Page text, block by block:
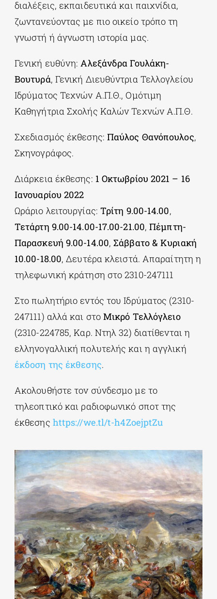
διαλέξεις, εκπαιδευτικά και παιχνίδια,
ζωντανεύοντας με πιο οικείο τρόπο τη
γνωστή ή άγνωστη ιστορία μας.
Γενική ευθύνη: Αλεξάνδρα Γουλάκη-
Βουτυρά, Γενική Διευθύντρια Τελλογλείου
Ιδρύματος Τεχνών Α.Π.Θ., Ομότιμη
Καθηγήτρια Σχολής Καλών Τεχνών Α.Π.Θ.
Σχεδιασμός έκθεσης: Παύλος Θανόπουλος,
Σκηνογράφος.
Διάρκεια έκθεσης: 1 Οκτωβρίου 2021 – 16
Ιανουαρίου 2022
Ωράριο λειτουργίας: Τρίτη 9.00-14.00,
Τετάρτη 9.00-14.00-17.00-21.00,Πέμπτη-
Παρασκευή 9.00-14.00,Σάββατο & Κυριακή
10.00-18.00, Δευτέρα κλειστά. Απαραίτητη η
τηλεφωνική κράτηση στο 2310-247111
Στο πωλητήριο εντός του Ιδρύματος (2310-
247111) αλλά και στοΜικρό Τελλόγλειο
(2310-224785, Καρ. Ντηλ 32) διατίθενται η
ελληνογαλλική πολυτελής και η αγγλική
έκδοση της έκθεσης.
Ακολουθήστε τον σύνδεσμο με το
τηλεοπτικό και ραδιοφωνικό σποτ της
έκθεσης https://we.tl/t-h4ZoejptZu